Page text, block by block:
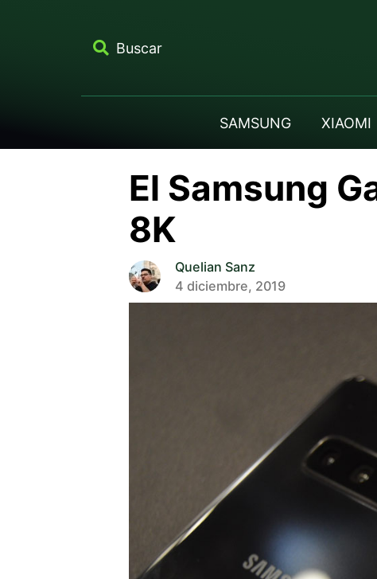
Buscar
SAMSUNG XIAOMI
El Samsung
8K
Quelian Sanz
4 diciembre, 2019